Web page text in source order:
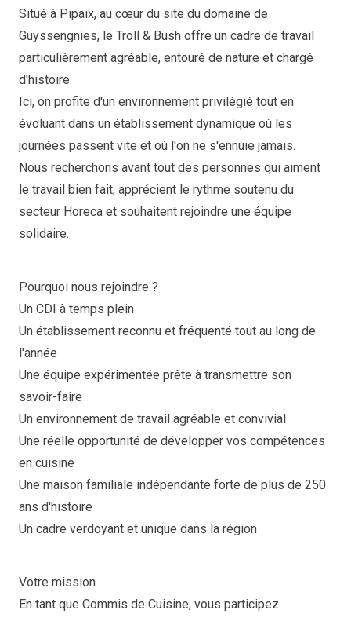
Situé à Pipaix, au cœur du site du domaine de
Guyssengnies, le Troll & Bush offre un cadre de travail
particulièrement agréable, entouré de nature et chargé
d'histoire.
Ici, on profite d'un environnement privilégié tout en
évoluant dans un établissement dynamique où les
journées passent vite et où l'on ne s'ennuie jamais.
Nous recherchons avant tout des personnes qui aiment
le travail bien fait, apprécient le rythme soutenu du
secteur Horeca et souhaitent rejoindre une équipe
solidaire.
Pourquoi nous rejoindre ?
Un CDI à temps plein
Un établissement reconnu et fréquenté tout au long de
l'année
Une équipe expérimentée prête à transmettre son
savoir-faire
Un environnement de travail agréable et convivial
Une réelle opportunité de développer vos compétences
en cuisine
Une maison familiale indépendante forte de plus de 250
ans d'histoire
Un cadre verdoyant et unique dans la région
Votre mission
En tant que Commis de Cuisine, vous participez